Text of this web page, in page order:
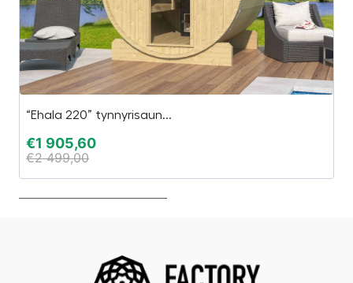
“Ehala 220” tynnyrisaun...
€1 905,60
€2 499,00